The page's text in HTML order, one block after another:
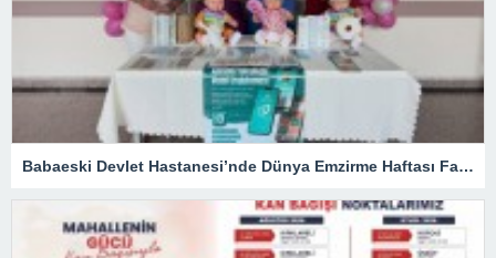
Babaeski Devlet Hastanesi’nde Dünya Emzirme Haftası Farkındalığı